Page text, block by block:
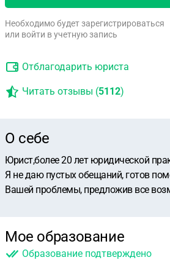
Необходимо будет зарегистрироваться
или войти в учетную запись
Отблагодарить юриста
Читать отзывы (5112)
О себе
Юрист,более 20 лет юридической
Я не даю пустых обещаний, готов
Вашей проблемы, предложив все
Мое образование
Образование подтверждено